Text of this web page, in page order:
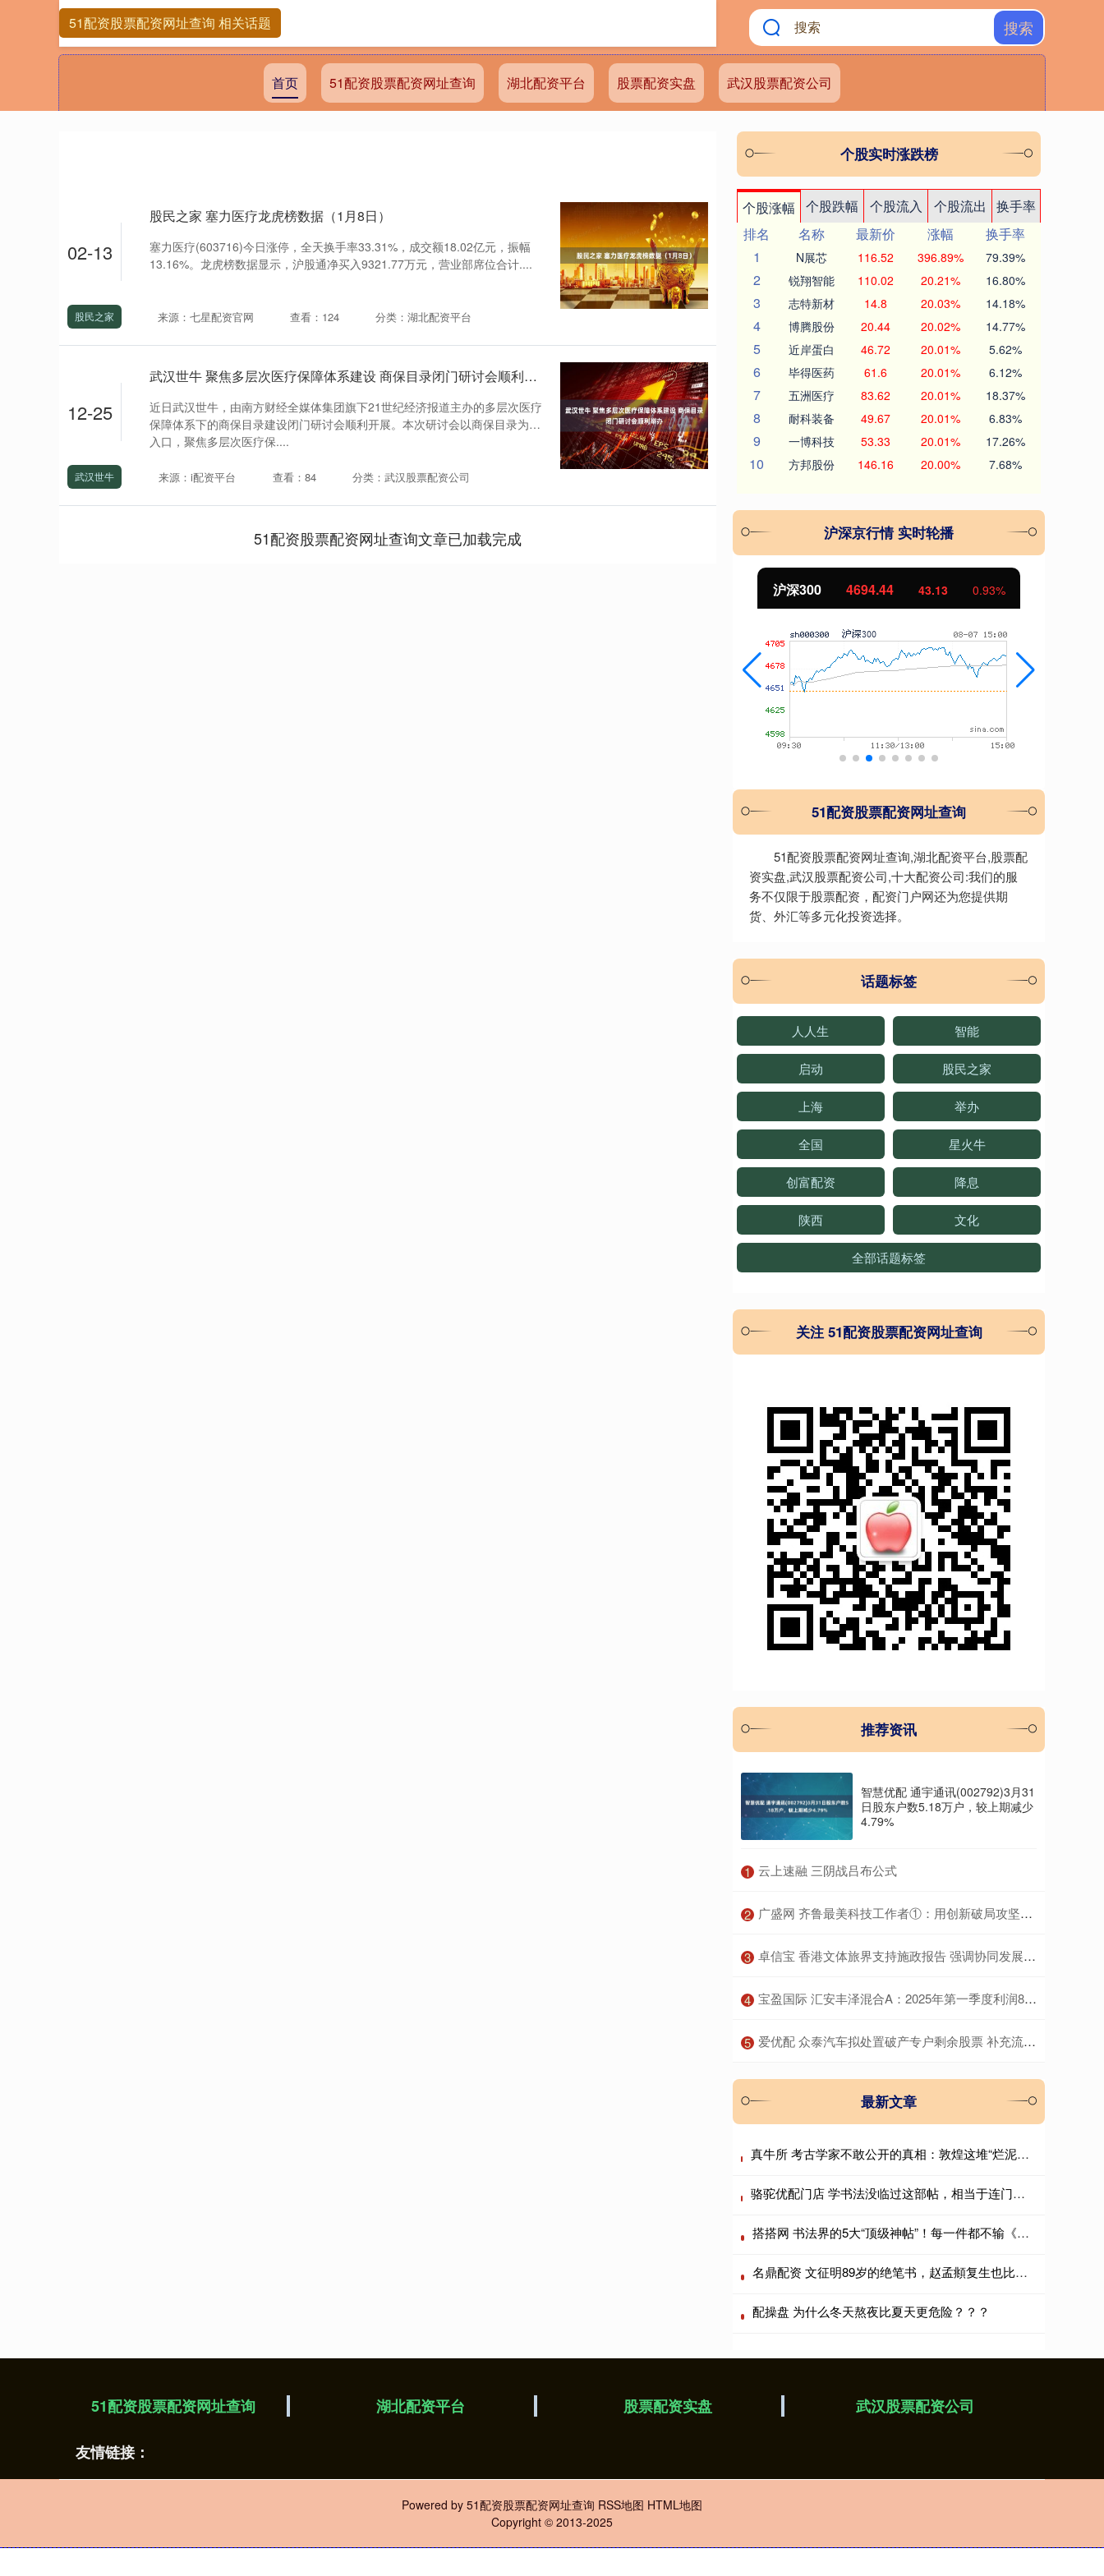
搜索
首页 51配资股票配资网址查询 湖北配资平台 股票配资实盘 武汉股票配资公司
51配资股票配资网址查询 相关话题
02-13
股民之家 塞力医疗龙虎榜数据（1月8日）
塞力医疗(603716)今日涨停，全天换手率33.31%，成交额18.02亿元，振幅
13.16%。龙虎榜数据显示，沪股通净买入9321.77万元，营业部席位合计....
股民之家 来源：七星配资官网 查看：124 分类：湖北配资平台
12-25
武汉世牛 聚焦多层次医疗保障体系建设 商保目录闭门研讨会顺利举办
近日武汉世牛，由南方财经全媒体集团旗下21世纪经济报道主办的多层次医疗
保障体系下的商保目录建设闭门研讨会顺利开展。本次研讨会以商保目录为切
入口，聚焦多层次医疗保....
武汉世牛 来源：i配资平台 查看：84 分类：武汉股票配资公司
51配资股票配资网址查询文章已加载完成
个股实时涨跌榜
个股涨幅 个股跌幅 个股流入 个股流出
换手率
排名
名称 最新价 涨幅
换手率
1
N展芯 116.52 396.89% 79.39%
2 锐翔智能 110.02 20.21% 16.80%
3 志特新材 14.8 20.03% 14.18%
4 博腾股份 20.44 20.02% 14.77%
5 近岸蛋白 46.72 20.01% 5.62%
6 毕得医药 61.6 20.01% 6.12%
7 五洲医疗 83.62 20.01% 18.37%
8 耐科装备 49.67 20.01% 6.83%
9 一博科技 53.33 20.01% 17.26%
10 方邦股份 146.16 20.00% 7.68%
沪深京行情 实时轮播
沪深300 4694.44 43.13 0.93%
51配资股票配资网址查询
51配资股票配资网址查询,湖北配资平台,股票配
资实盘,武汉股票配资公司,十大配资公司:我们的服
务不仅限于股票配资，配资门户网还为您提供期
货、外汇等多元化投资选择。
话题标签
人人生 智能
启动 股民之家
上海 举办
全国 星火牛
创富配资 降息
陕西 文化
全部话题标签
关注 51配资股票配资网址查询
推荐资讯
智慧优配 通宇通讯(002792)3月31
日股东户数5.18万户，较上期减少
4.79%
1 ​云上速融 三阴战吕布公式
2 ​广盛网 齐鲁最美科技工作者①：用创新破局攻坚，为硬核产业打造硬核支撑
3 ​卓信宝 香港文体旅界支持施政报告 强调协同发展提升竞争力
4 ​宝盈国际 汇安丰泽混合A：2025年第一季度利润88.77万元 净值增长率3.69%
5 ​爱优配 众泰汽车拟处置破产专户剩余股票 补充流动资金支持复工复产
最新文章
真牛所 考古学家不敢公开的真相：敦煌这堆“烂泥巴”，居然藏着一千年前的活人气息？
骆驼优配门店 学书法没临过这部帖，相当于连门都没摸到，赵孟頫、王铎每天都在钻研！
搭搭网 书法界的5大“顶级神帖”！每一件都不输《兰亭序》
名鼎配资 文征明89岁的绝笔书，赵孟頫复生也比不了
配操盘 为什么冬天熬夜比夏天更危险？？？
51配资股票配资网址查询 湖北配资平台 股票配资实盘 武汉股票配资公司
友情链接：
Powered by 51配资股票配资网址查询 RSS地图 HTML地图
Copyright © 2013-2025